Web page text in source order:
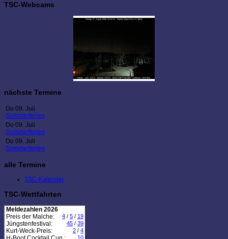
TSC-Webcams
nächste Termine
Do 09. Juli
Sommerferien
Do 09. Juli
Sommerferien
Do 09. Juli
Sommerferien
alle Termine
TSC-Kalender
TSC-Wettfahrten
Meldezahlen 2026
Preis der Malche:
4 / 5 / 19
Jüngstenfestival: 45 / 39
Kurt-Weck-Preis: 2 / 4
10